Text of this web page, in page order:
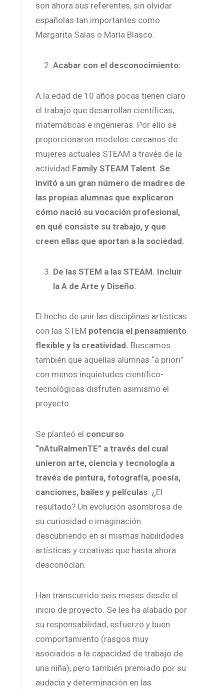
son ahora sus referentes, sin olvidar
españolas tan importantes como
Margarita Salas o María Blasco.
Acabar con el desconocimiento:
A la edad de 10 años pocas tienen claro
el trabajo que desarrollan científicas,
matemáticas e ingenieras. Por ello se
proporcionaron modelos cercanos de
mujeres actuales STEAM a través de la
actividad Family STEAM Talent Se
invitó a un gran número de madres de
las propias alumnas que explicaron
cómo nació su vocación profesional,
en qué consiste su trabajo, y que
creen ellas que aportan a la sociedad.
De las STEM a las STEAM. Incluir
la A de Arte y Diseño.
El hecho de unir las disciplinas artísticas
con las STEM potencia el pensamiento
flexible y la creatividad. Buscamos
también que aquellas alumnas “a priori”
con menos inquietudes científico-
tecnológicas disfruten asimismo el
proyecto.
Se planteó el concurso
“nAtuRalmenTE” a través del cual
unieron arte, ciencia y tecnología a
través de pintura, fotografía, poesía,
canciones, bailes y películas. ¿El
resultado? Un evolución asombrosa de
su curiosidad e imaginación
descubriendo en si mismas habilidades
artísticas y creativas que hasta ahora
desconocían.
Han transcurrido seis meses desde el
inicio de proyecto. Se les ha alabado por
su responsabilidad, esfuerzo y buen
comportamiento (rasgos muy
asociados a la capacidad de trabajo de
una niña), pero también premiado por su
audacia y determinación en las